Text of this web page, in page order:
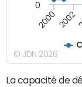
2000 2002
0
© JDN 2026
La capacité de